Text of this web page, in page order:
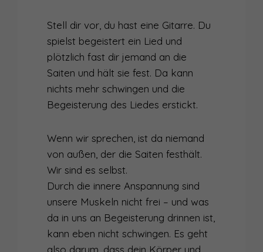
Stell dir vor, du hast eine Gitarre. Du
spielst begeistert ein Lied und
plötzlich fast dir jemand an die
Saiten und hält sie fest. Da kann
nichts mehr schwingen und die
Begeisterung des Liedes erstickt.
Wenn wir sprechen, ist da niemand
von außen, der die Saiten festhält.
Wir sind es selbst.
Durch die innere Anspannung sind
unsere Muskeln nicht frei – und was
da in uns an Begeisterung drinnen ist,
kann eben nicht schwingen. Es geht
also darum, dass dein Körper und